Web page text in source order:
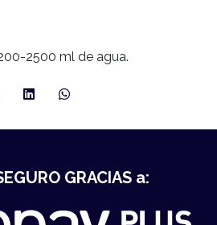
2500 ml de agua.
GRACIAS a: